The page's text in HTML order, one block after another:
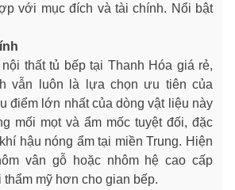
với mục đích và tài chính. Nổi bật
thất tủ bếp tại Thanh Hóa giá rẻ,
vẫn luôn là lựa chọn ưu tiên của
điểm lớn nhất của dòng vật liệu này
mối mọt và ẩm mốc tuyệt đối, đặc
hậu nóng ẩm tại miền Trung. Hiện
vân gỗ hoặc nhôm hệ cao cấp
thẩm mỹ hơn cho gian bếp.